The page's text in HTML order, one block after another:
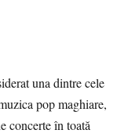
una dintre cele
pop maghiare,
concerte în toată